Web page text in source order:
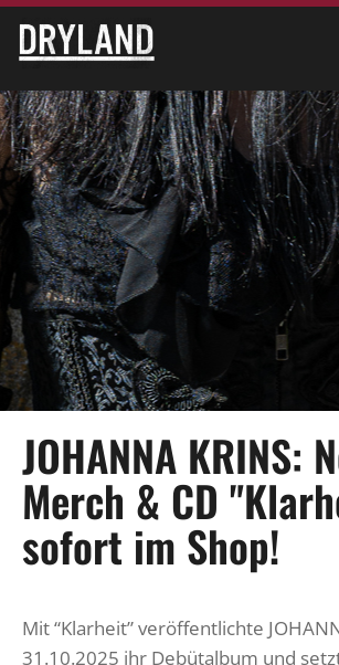
JOHANNA KRINS:
Merch & CD
sofort im Shop!
Mit “Klarheit” veröffentlichte
31.10.2025 ihr Debütalbum und